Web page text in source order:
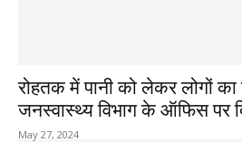
रोहतक में पानी को लेकर लोगों का
जनस्वास्थ्य विभाग के ऑफिस पर
May 27, 2024